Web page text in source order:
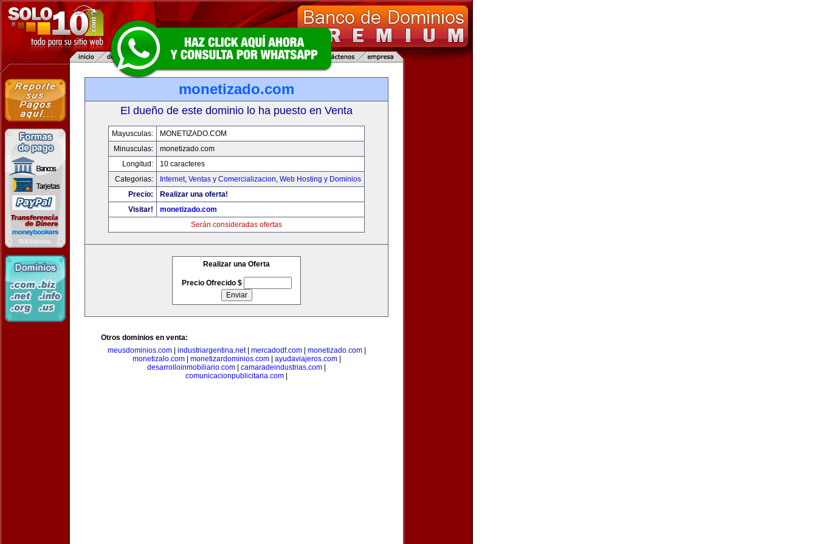
monetizado.com
El dueño de este dominio lo ha puesto en Venta
Mayusculas:
MONETIZADO.COM
Minusculas:
monetizado.com
Longitud:
10 caracteres
Categorias:
Internet, Ventas y Comercializacion, Web Hosting y Dominios
Precio:
Realizar una oferta!
Visitar!
monetizado.com
Serán consideradas ofertas
Realizar una Oferta
Precio Ofrecido $
Otros dominios en venta:
meusdominios.com| industriargentina.net| mercadodf.com| monetizado.com|
monetizalo.com| monetizardominios.com| ayudaviajeros.com|
desarrolloinmobiliario.com
camaradeindustrias.com
comunicacionpublicitaria.com